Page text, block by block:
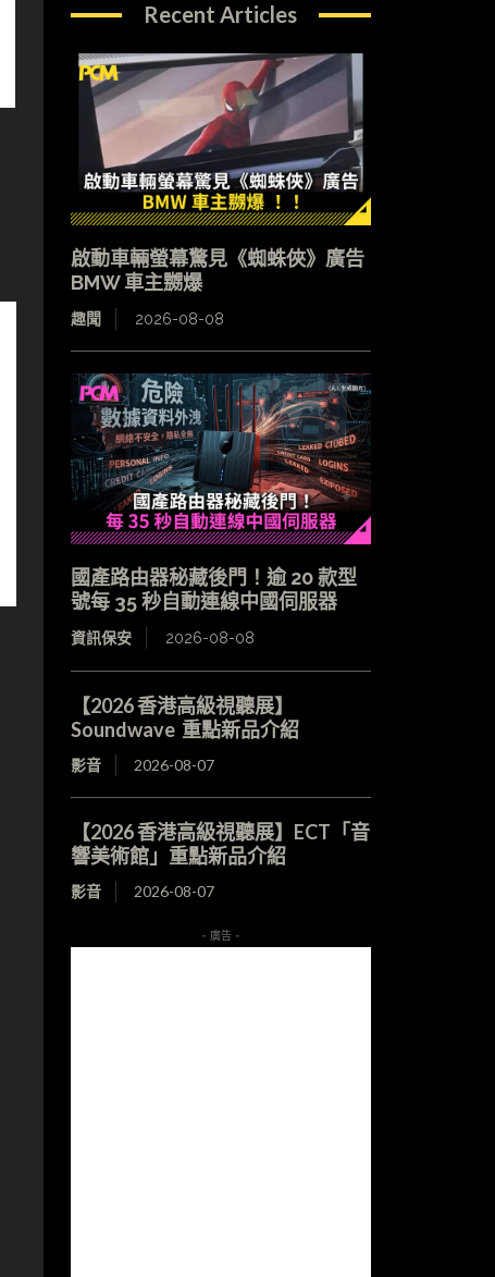
Recent Articles
啟動車輛螢幕驚見《蜘蛛俠》廣告
BMW 車主嬲爆
趣聞 2026-08-08
國產路由器秘藏後門！逾 20 款型
號每 35 秒自動連線中國伺服器
資訊保安 2026-08-08
【2026 香港高級視聽展】
Soundwave 重點新品介紹
影音 2026-08-07
【2026 香港高級視聽展】ECT「音
響美術館」重點新品介紹
影音 2026-08-07
- 廣告 -